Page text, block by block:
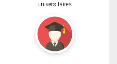
universitaires